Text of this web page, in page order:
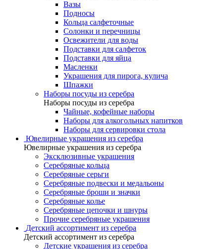
Вазы
Подносы
Кольца салфеточные
Солонки и перечницы
Освежители для воды
Подставки для салфеток
Подставки для яйца
Масленки
Украшения для пирога, кулича
Шпажки
Наборы посуды из серебра
Наборы посуды из серебра
Чайные, кофейные наборы
Наборы для алкогольных напитков
Наборы для сервировки стола
Ювелирные украшения из серебра
Ювелирные украшения из серебра
Эксклюзивные украшения
Серебряные кольца
Серебряные серьги
Серебряные подвески и медальоны
Серебряные броши и значки
Серебряные колье
Серебряные цепочки и шнуры
Прочие серебряные украшения
Детский ассортимент из серебра
Детский ассортимент из серебра
Детские украшения из серебра